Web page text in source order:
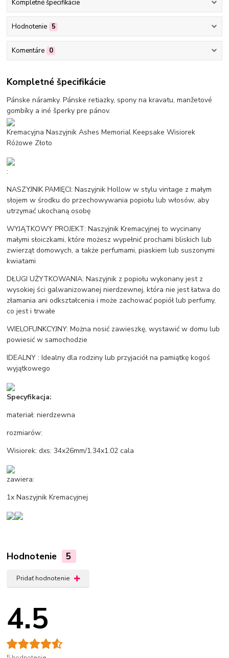
Kompletné špecifikácie
Hodnotenie 5
Komentáre 0
Kompletné špecifikácie
Pánske náramky. Pánske retiazky, spony na kravatu, manžetové
gombíky a iné šperky pre pánov.
Kremacyjna Naszyjnik Ashes Memorial Keepsake Wisiorek
Różowe Złoto
:
NASZYJNIK PAMIĘCI: Naszyjnik Hollow w stylu vintage z małym
słojem w środku do przechowywania popiołu lub włosów, aby
utrzymać ukochaną osobę
WYJĄTKOWY PROJEKT: Naszyjnik Kremacyjnej to wycinany
małymi słoiczkami, które możesz wypełnić prochami bliskich lub
zwierząt domowych, a także perfumami, piaskiem lub suszonymi
kwiatami
DŁUGI UŻYTKOWANIA: Naszyjnik z popiołu wykonany jest z
wysokiej ści galwanizowanej nierdzewnej, która nie jest łatwa do
złamania ani odkształcenia i może zachować popiół lub perfumy,
co jest i trwałe
WIELOFUNKCYJNY: Można nosić zawieszkę, wystawić w domu lub
powiesić w samochodzie
IDEALNY : Idealny dla rodziny lub przyjaciół na pamiątkę kogoś
wyjątkowego
Specyfikacja:
materiał: nierdzewna
rozmiarów:
Wisiorek: dxs: 34x26mm/1.34x1.02 cala
zawiera:
1x Naszyjnik Kremacyjnej
Hodnotenie 5
Pridať hodnotenie
4.5